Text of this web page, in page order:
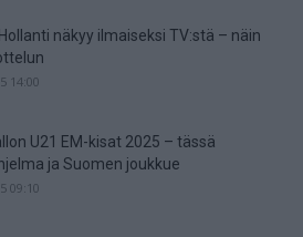
näkyy ilmaiseksi TV:stä – näin
14:00
U21 EM-kisat 2025 – tässä
ja Suomen joukkue
09:10